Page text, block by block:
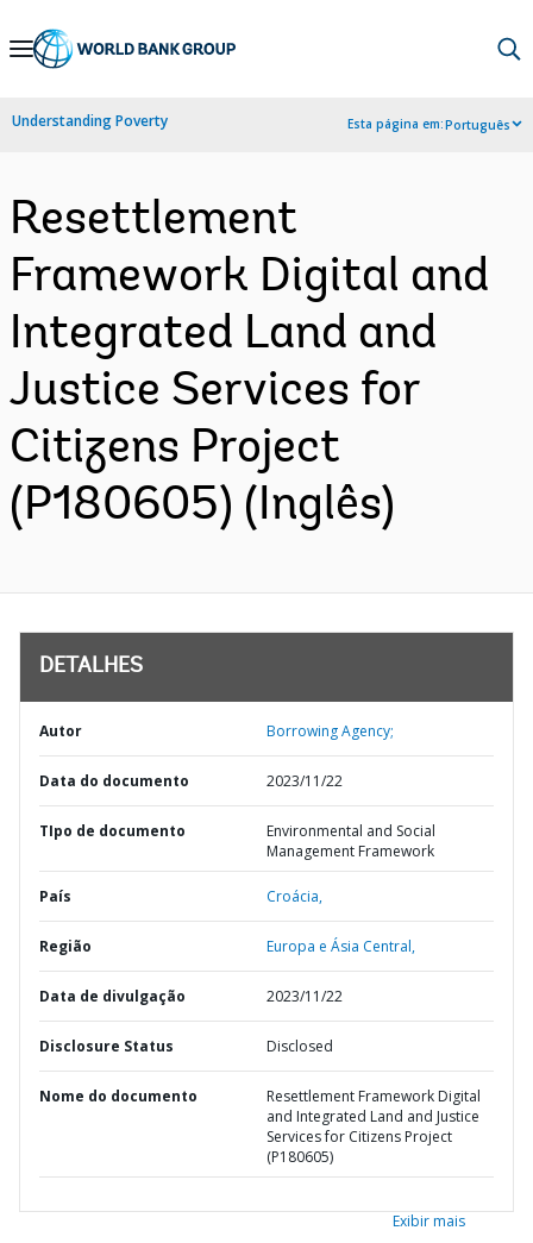
Skip
Navigation
Understanding Poverty Esta página em:Português
Resettlement
Framework Digital and
Integrated Land and
Justice Services for
Citizens Project
(P180605) (Inglês)
DETALHES
Autor Borrowing Agency;
Data do documento 2023/11/22
TIpo de documento
Environmental and Social
Management Framework
País Croácia,
Região Europa e Ásia Central,
Data de divulgação 2023/11/22
Disclosure Status Disclosed
Nome do documento
Resettlement Framework Digital
and Integrated Land and Justice
Services for Citizens Project
(P180605)
Exibir mais